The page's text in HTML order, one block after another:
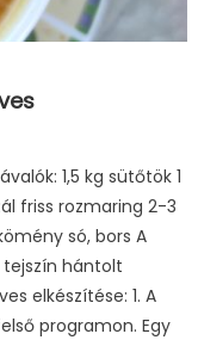
1,5 kg sütőtök 1
friss rozmaring 2-3
só, bors A
hántolt
elkészítése: 1. A
programon. Egy